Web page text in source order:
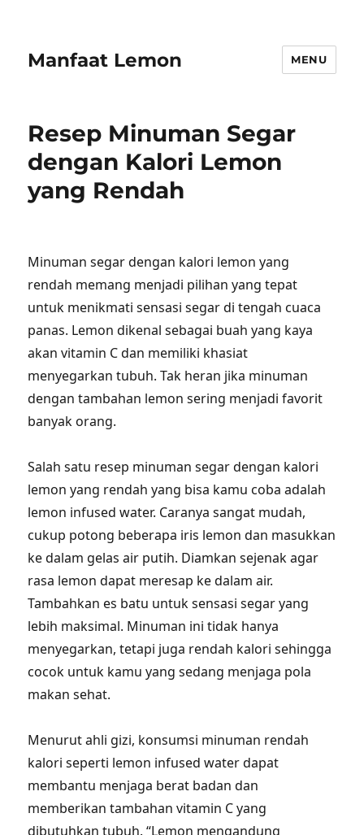
Manfaat Lemon MENU
Resep Minuman Segar
dengan Kalori Lemon
yang Rendah
Minuman segar dengan kalori lemon yang
rendah memang menjadi pilihan yang tepat
untuk menikmati sensasi segar di tengah cuaca
panas. Lemon dikenal sebagai buah yang kaya
akan vitamin C dan memiliki khasiat
menyegarkan tubuh. Tak heran jika minuman
dengan tambahan lemon sering menjadi favorit
banyak orang.
Salah satu resep minuman segar dengan kalori
lemon yang rendah yang bisa kamu coba adalah
lemon infused water. Caranya sangat mudah,
cukup potong beberapa iris lemon dan masukkan
ke dalam gelas air putih. Diamkan sejenak agar
rasa lemon dapat meresap ke dalam air.
Tambahkan es batu untuk sensasi segar yang
lebih maksimal. Minuman ini tidak hanya
menyegarkan, tetapi juga rendah kalori sehingga
cocok untuk kamu yang sedang menjaga pola
makan sehat.
Menurut ahli gizi, konsumsi minuman rendah
kalori seperti lemon infused water dapat
membantu menjaga berat badan dan
memberikan tambahan vitamin C yang
dibutuhkan tubuh. “Lemon mengandung